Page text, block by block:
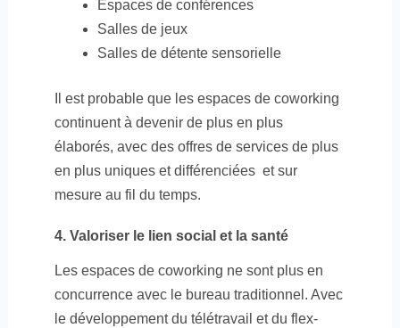
Espaces de conférences
Salles de jeux
Salles de détente sensorielle
Il est probable que les espaces de coworking
continuent à devenir de plus en plus
élaborés, avec des offres de services de plus
en plus uniques et différenciées et sur
mesure au fil du temps.
4. Valoriser le lien social et la santé
Les espaces de coworking ne sont plus en
concurrence avec le bureau traditionnel. Avec
le développement du télétravail et du flex-